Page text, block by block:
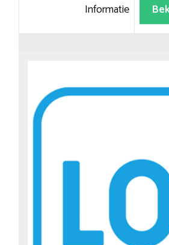
Informatie